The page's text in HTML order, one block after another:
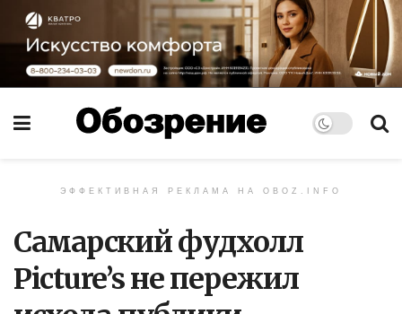
ЭФФЕКТИВНАЯ РЕКЛАМА НА OBOZ.INFO
Самарский фудхолл
Picture’s не пережил